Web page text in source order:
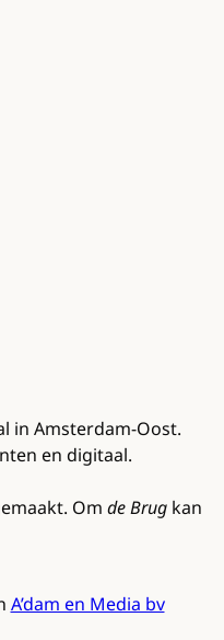
in Amsterdam-Oost.
en digitaal.
Om de Brug kan
A’dam en Media bv